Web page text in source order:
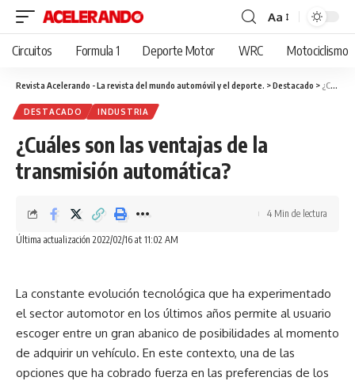
Cambiar
tamaño
fuente
Aa
Circuitos Formula 1 Deporte Motor WRC Motociclismo
Revista Acelerando - La revista del mundo automóvil y el deporte. >Destacado > ¿Cuáles son las ventajas de la transmisión automática?
DESTACADO INDUSTRIA
¿Cuáles son las ventajas de la
transmisión automática?
Última actualización 2022/02/16 at 11:02 AM
4 Min de lectura
La constante evolución tecnológica que ha experimentado
el sector automotor en los últimos años permite al usuario
escoger entre un gran abanico de posibilidades al momento
de adquirir un vehículo. En este contexto, una de las
opciones que ha cobrado fuerza en las preferencias de los